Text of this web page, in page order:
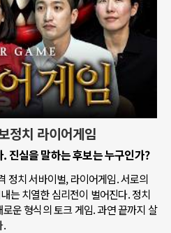
정치 라이어게임
진실을 말하는 후보는 누구인가?
정치 서바이벌, 라이어게임. 서로의
는 치열한 심리전이 벌어진다. 정치
운 형식의 토크 게임. 과연 끝까지 살
.